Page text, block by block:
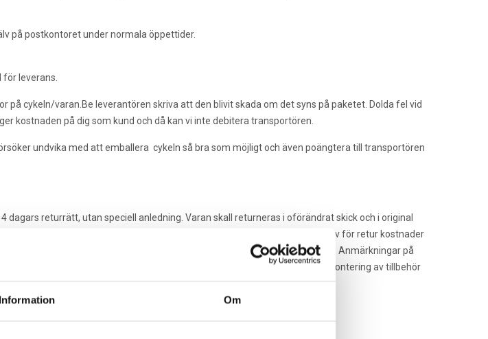
Information Om
på postkontoret under normala öppettider.
leverans.
cykeln/varan.Be leverantören skriva att den blivit skada om det syns på paketet. Dolda fel vid
kostnaden på dig som kund och då kan vi inte debitera transportören.
undvika med att emballera cykeln så bra som möjligt och även poängtera till transportören
returrätt, utan speciell anledning. Varan skall returneras i oförändrat skick och i original
exempelvis bruksanvisning eller om varan har används. Kunden står själv för retur kostnader
vid fraktfria leveranser) . Returer som skickas mot postförskott löses ej ut. Anmärkningar på
vara oss tillhanda inom dessa 14 dagar. Har vi utfört ett arbete med montering av tillbehör